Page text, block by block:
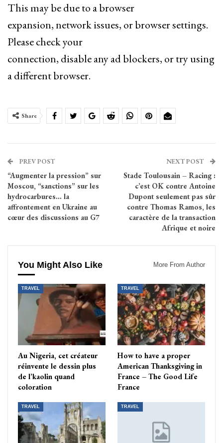
This may be due to a browser
expansion, network issues, or browser settings.
Please check your
connection, disable any ad blockers, or try using
a different browser.
Share
PREV POST
“Augmenter la pression” sur
Moscou, “sanctions” sur les
hydrocarbures… la
affrontement en Ukraine au
cœur des discussions au G7
NEXT POST
Stade Toulousain – Racing :
c’est OK contre Antoine
Dupont seulement pas sûr
contre Thomas Ramos, les
caractère de la transaction
Afrique et noire
You Might Also Like More From Author
TRAVEL
Au Nigeria, cet créateur
réinvente le dessin plus
de l’kaolin quand
coloration
TRAVEL
How to have a proper
American Thanksgiving in
France – The Good Life
France
TRAVEL TRAVEL